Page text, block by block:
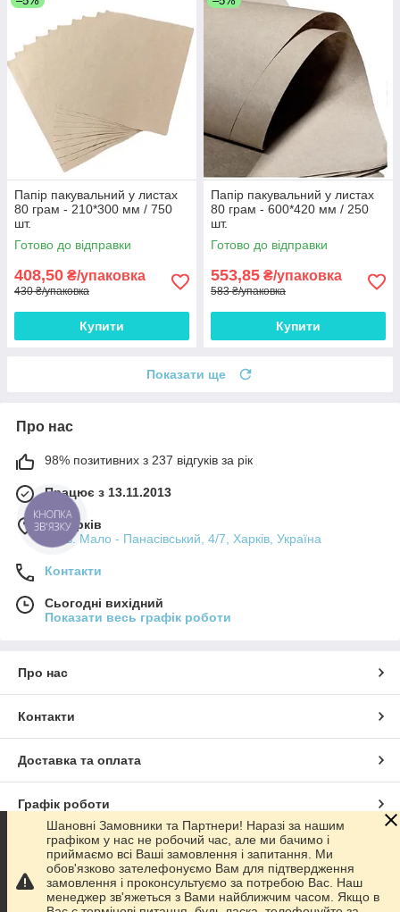
Папір пакувальний у листах
80 грам - 210*300 мм / 750
шт.
Готово до відправки
408,50 ₴/упаковка
430 ₴/упаковка
Купити
Папір пакувальний у листах
80 грам - 600*420 мм / 250
шт.
Готово до відправки
553,85 ₴/упаковка
583 ₴/упаковка
Купити
Показати ще
Про нас
98% позитивних з 237 відгуків за рік
Працює з 13.11.2013
м. Харків
пров. Мало - Панасівський, 4/7, Харків, Україна
Контакти
Сьогодні вихідний
Показати весь графік роботи
Про нас
Контакти
Доставка та оплата
Графік роботи
Повна версія сайту
Сайт створено на маркетплейсіProm.ua
Шановні Замовники та Партнери! Наразі за нашим
графіком у нас не робочий час, але ми бачимо і
приймаємо всі Ваші замовлення і запитання. Ми
обов'язково зателефонуємо Вам для підтвердження
замовлення і проконсультуємо за потребою Вас. Наш
менеджер зв'яжеться з Вами найближчим часом. Якщо в
КНОПКА
ЗВ'ЯЗКУ